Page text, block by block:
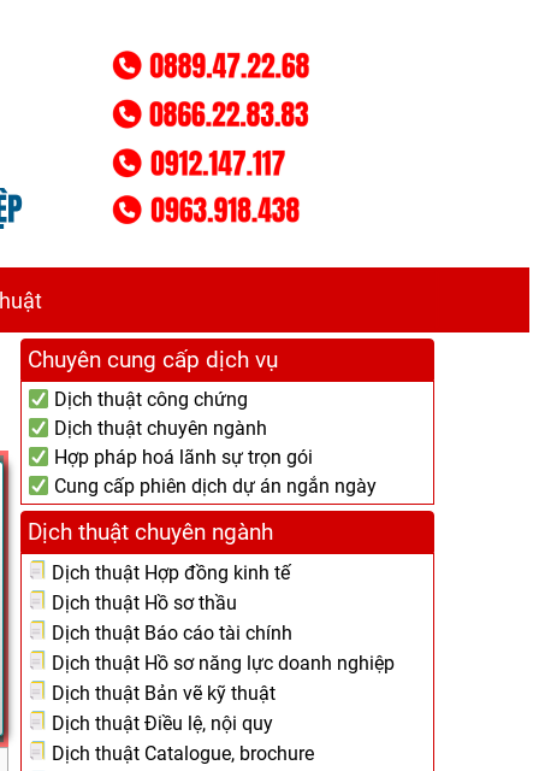
Chuyên cung cấp dịch vụ
Dịch thuật công chứng
Dịch thuật chuyên ngành
Hợp pháp hoá lãnh sự trọn gói
Cung cấp phiên dịch dự án ngắn ngày
Dịch thuật chuyên ngành
Dịch thuật Hợp đồng kinh tế
Dịch thuật Hồ sơ thầu
Dịch thuật Báo cáo tài chính
Dịch thuật Hồ sơ năng lực doanh nghiệp
Dịch thuật Bản vẽ kỹ thuật
Dịch thuật Điều lệ, nội quy
Dịch thuật Catalogue, brochure